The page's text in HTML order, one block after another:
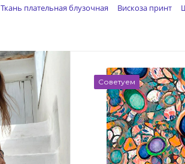
Ткань плательная блузочная Вискоза принт
Советуем